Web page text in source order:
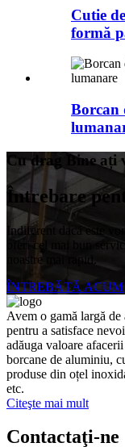
Cutie
formă
Borcan
Cu drag Bine ați
Întrebare
Indiferent dacă este
oferi cel mai bun
noastre mai rapid.
ÎNTREBĂTĂ ACUM
Avem o gamă largă
pentru a satisface
adăuga valoare
borcane de aluminiu,
produse din oțel
etc.
Citeşte mai mult
Contactaţi-ne